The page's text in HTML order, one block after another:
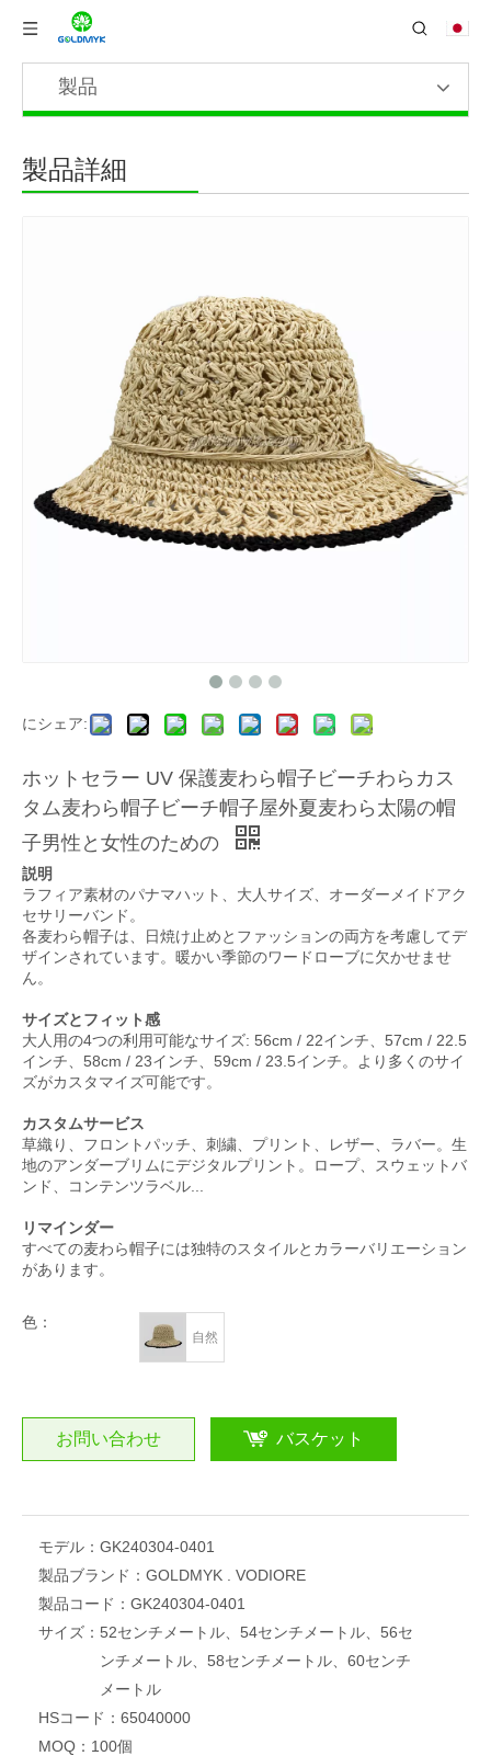
製品
製品詳細
にシェア:
ホットセラー UV 保護麦わら帽子ビーチわらカス
タム麦わら帽子ビーチ帽子屋外夏麦わら太陽の帽
子男性と女性のための
説明
ラフィア素材のパナマハット、大人サイズ、オーダーメイドアク
セサリーバンド。
各麦わら帽子は、日焼け止めとファッションの両方を考慮してデ
ザインされています。暖かい季節のワードローブに欠かせませ
ん。
サイズとフィット感
大人用の4つの利用可能なサイズ: 56cm / 22インチ、57cm / 22.5
インチ、58cm / 23インチ、59cm / 23.5インチ。より多くのサイ
ズがカスタマイズ可能です。
カスタムサービス
草織り、フロントパッチ、刺繍、プリント、レザー、ラバー。生
地のアンダーブリムにデジタルプリント。ロープ、スウェットバ
ンド、コンテンツラベル...
リマインダー
すべての麦わら帽子には独特のスタイルとカラーバリエーション
があります。
色：
自然
お問い合わせ バスケット
モデル： GK240304-0401
製品ブランド： GOLDMYK . VODIORE
製品コード： GK240304-0401
サイズ： 52センチメートル、54センチメートル、56セ
ンチメートル、58センチメートル、60センチ
メートル
HSコード： 65040000
MOQ： 100個